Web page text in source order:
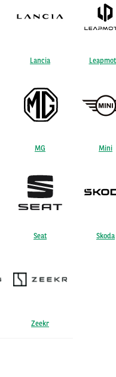
Lancia
MG Mini
Seat Skoda
Zeekr